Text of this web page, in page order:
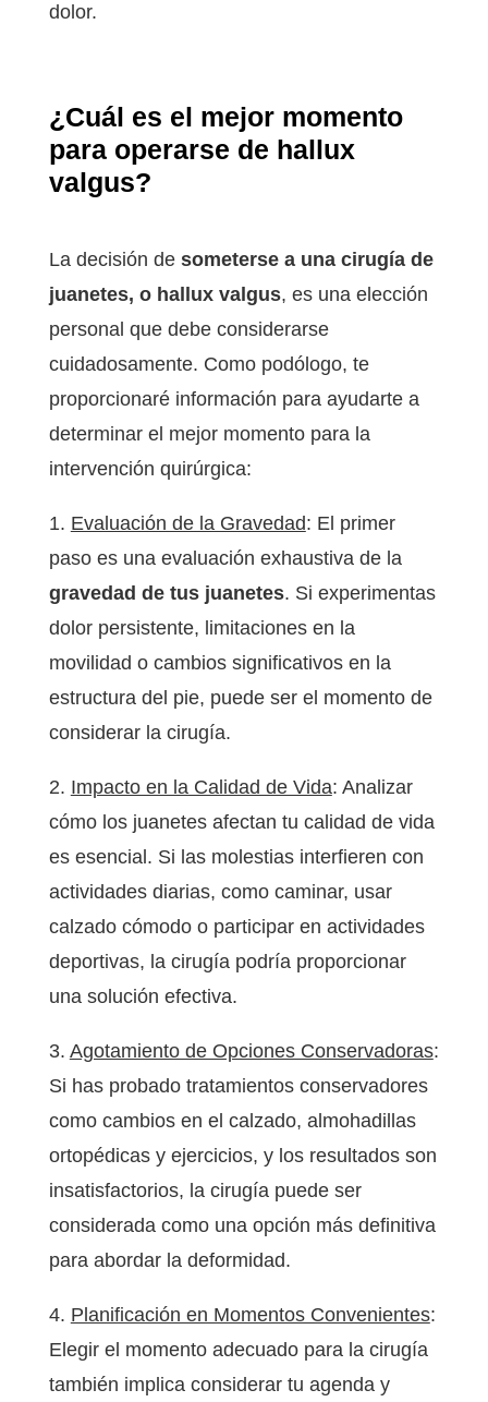
dolor.
¿Cuál es el mejor momento
para operarse de hallux
valgus?
La decisión de someterse a una cirugía de
juanetes, o hallux valgus, es una elección
personal que debe considerarse
cuidadosamente. Como podólogo, te
proporcionaré información para ayudarte a
determinar el mejor momento para la
intervención quirúrgica:
1. Evaluación de la Gravedad: El primer
paso es una evaluación exhaustiva de la
gravedad de tus juanetes. Si experimentas
dolor persistente, limitaciones en la
movilidad o cambios significativos en la
estructura del pie, puede ser el momento de
considerar la cirugía.
2. Impacto en la Calidad de Vida: Analizar
cómo los juanetes afectan tu calidad de vida
es esencial. Si las molestias interfieren con
actividades diarias, como caminar, usar
calzado cómodo o participar en actividades
deportivas, la cirugía podría proporcionar
una solución efectiva.
3. Agotamiento de Opciones Conservadoras:
Si has probado tratamientos conservadores
como cambios en el calzado, almohadillas
ortopédicas y ejercicios, y los resultados son
insatisfactorios, la cirugía puede ser
considerada como una opción más definitiva
para abordar la deformidad.
4. Planificación en Momentos Convenientes:
Elegir el momento adecuado para la cirugía
también implica considerar tu agenda y